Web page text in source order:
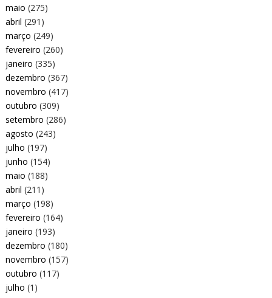
maio (275)
abril (291)
março (249)
fevereiro (260)
janeiro (335)
dezembro (367)
novembro (417)
outubro (309)
setembro (286)
agosto (243)
julho (197)
junho (154)
maio (188)
abril (211)
março (198)
fevereiro (164)
janeiro (193)
dezembro (180)
novembro (157)
outubro (117)
julho (1)